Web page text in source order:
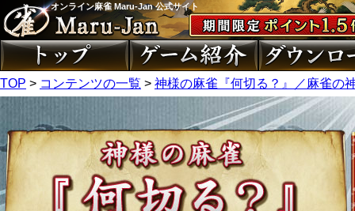
オンライン麻雀 Maru-Jan 公式サイト
TOP > コンテンツの一覧 > 神様の麻雀『何切る？』／麻雀の